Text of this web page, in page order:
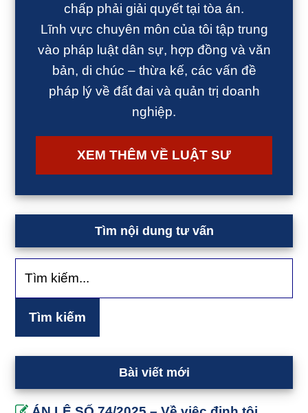
chấp phải giải quyết tại tòa án.
Lĩnh vực chuyên môn của tôi tập trung
vào pháp luật dân sự, hợp đồng và văn
bản, di chúc – thừa kế, các vấn đề
pháp lý về đất đai và quản trị doanh
nghiệp.
XEM THÊM VỀ LUẬT SƯ
Tìm nội dung tư vấn
Bài viết mới